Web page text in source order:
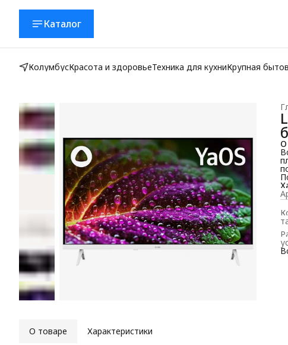
Каталог
КолумбусКрасота и здоровьеТехника для кухниКрупная
О
и
О товаре Характеристики